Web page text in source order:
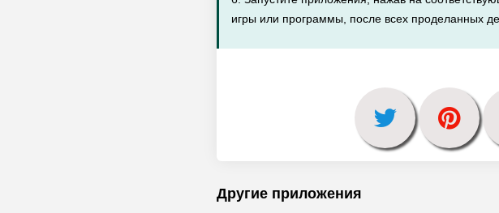
игры или программы, после всех проделанных
Другие приложения